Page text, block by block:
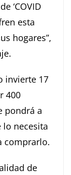
‘COVID
esta
hogares”,
invierte 17
400
pondrá a
necesita
comprarlo.
de